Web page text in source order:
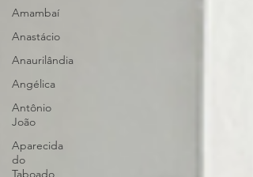
Amambaí
Anastácio
Anaurilândia
Angélica
Antônio
João
Aparecida
do
Taboado